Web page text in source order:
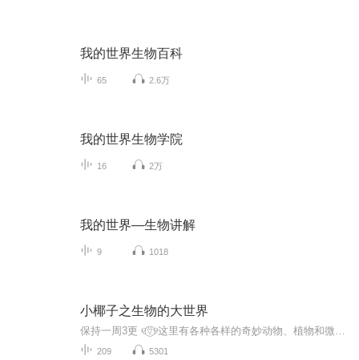
我的世界生物百科
65 2.6万
我的世界生物学院
16 2万
我的世界—生物讲解
9 1018
小椰子之生物的大世界
209 5301